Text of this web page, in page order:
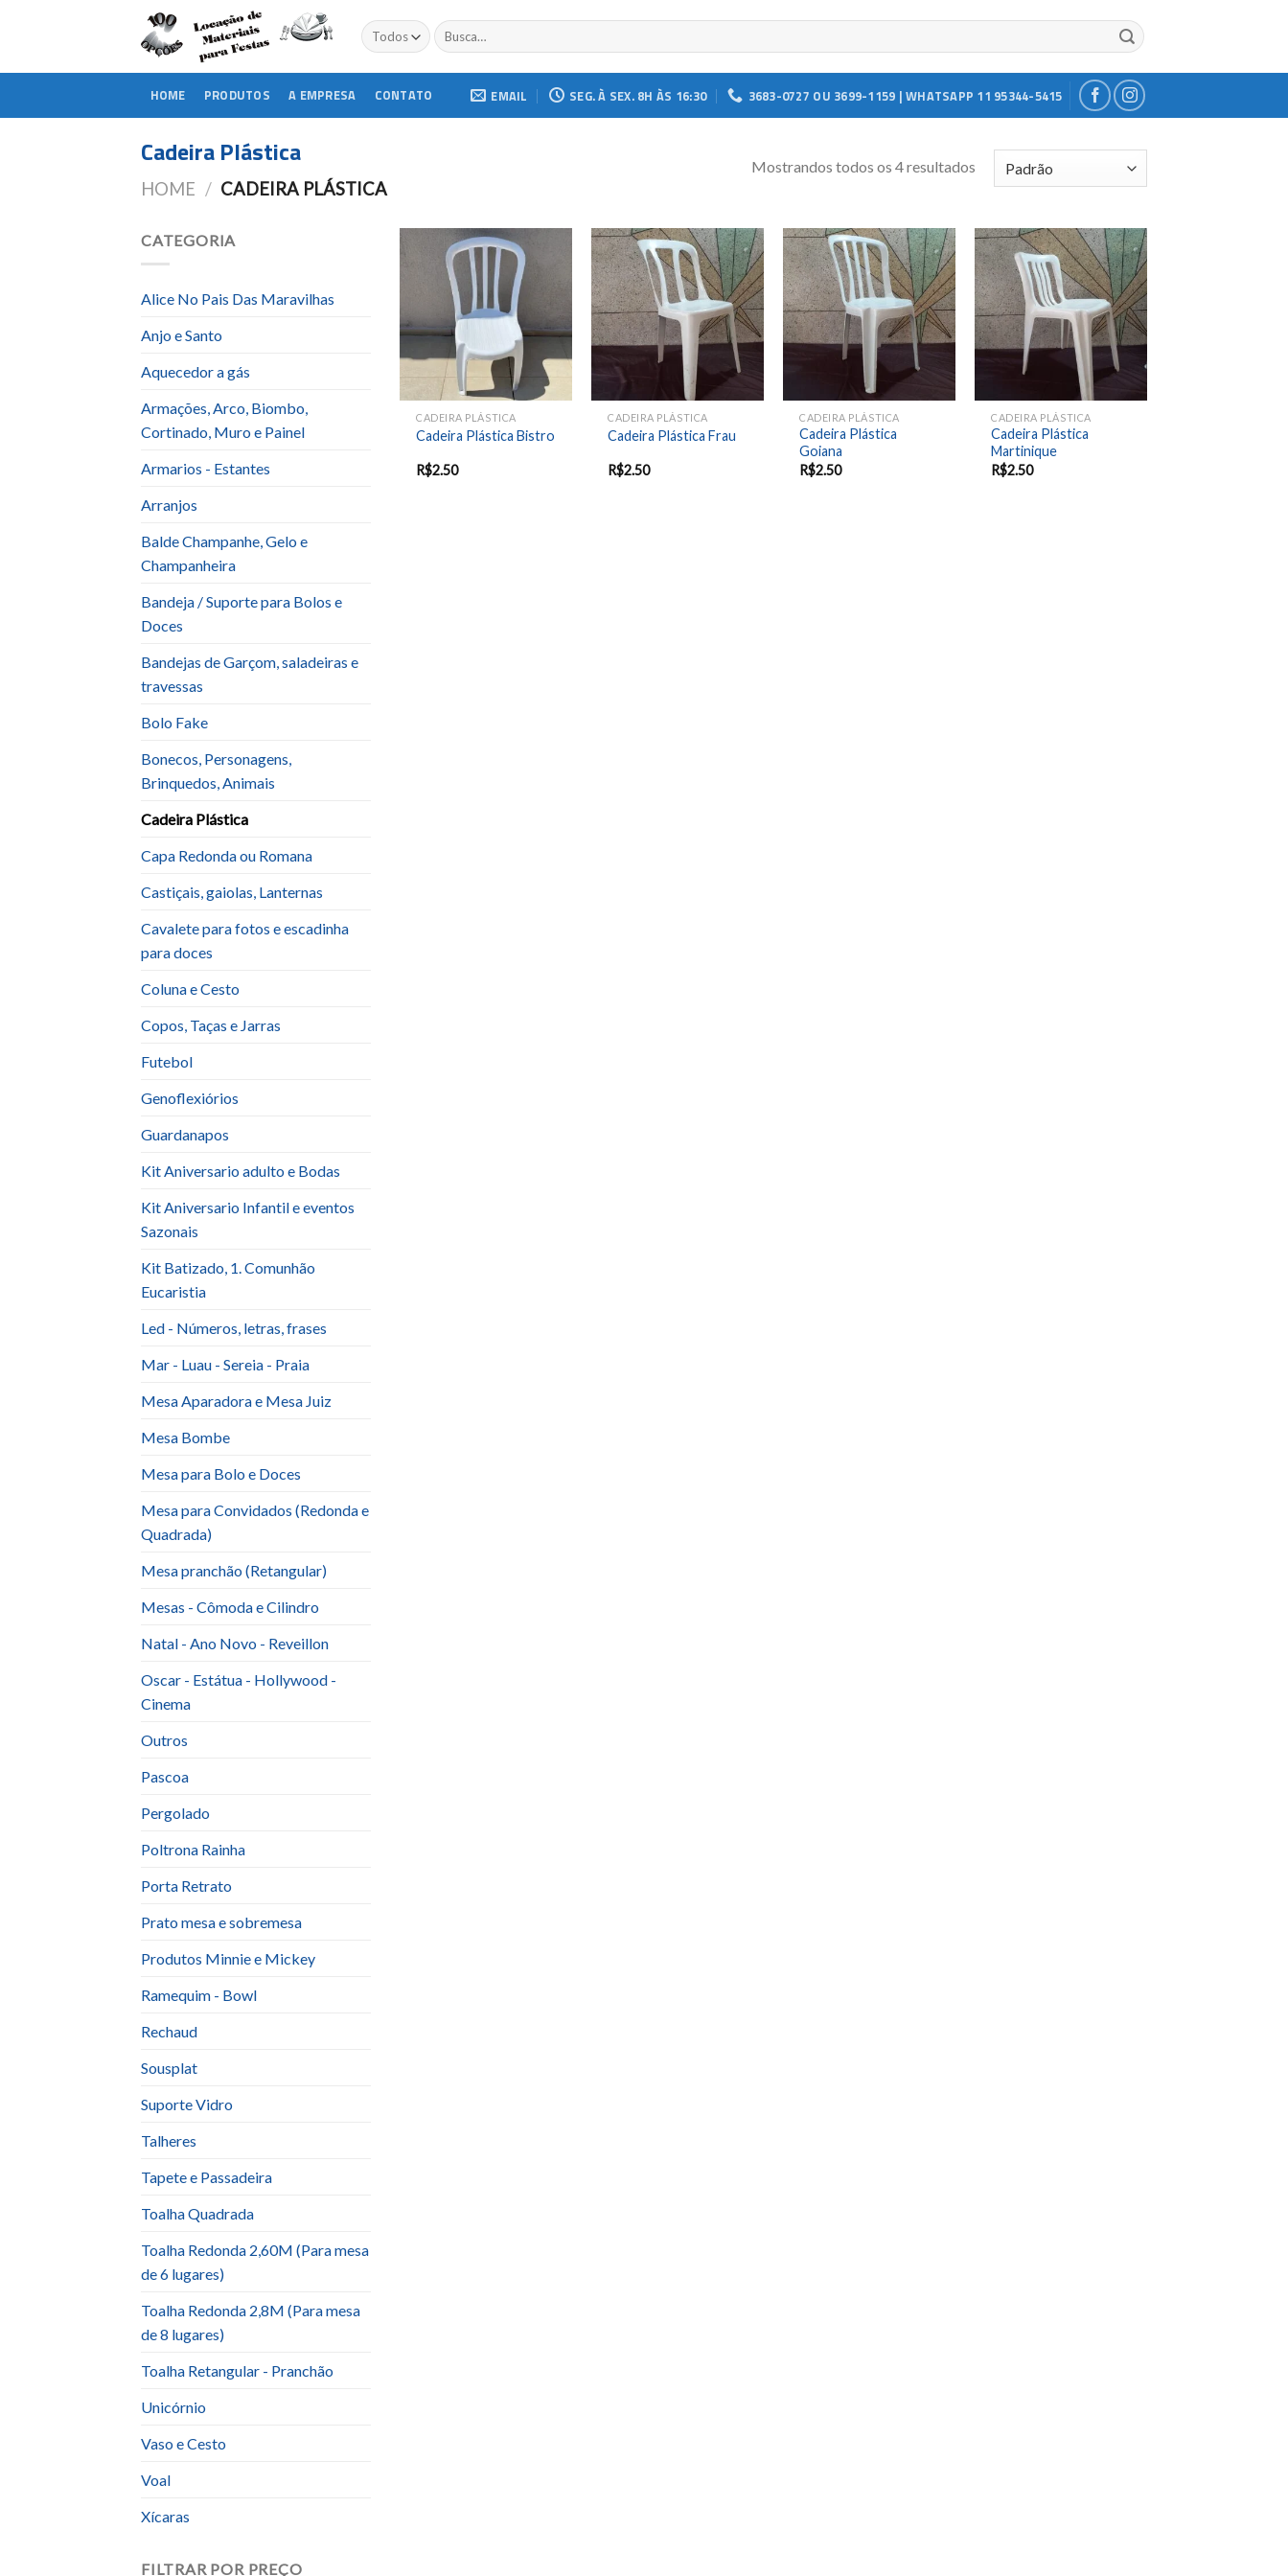
Buscar
por:
HOME PRODUTOS A EMPRESA CONTATO EMAIL SEG. À SEX. 8H ÀS 16:30 3683-0727 OU 3699-1159 | WHATSAPP 11 95344-5415
Cadeira Plástica
HOME / CADEIRA PLÁSTICA
Mostrandos todos os 4 resultados
CATEGORIA
Alice No Pais Das Maravilhas
Anjo e Santo
Aquecedor a gás
Armações, Arco, Biombo,
Cortinado, Muro e Painel
Armarios - Estantes
Arranjos
Balde Champanhe, Gelo e
Champanheira
Bandeja / Suporte para Bolos e
Doces
Bandejas de Garçom, saladeiras e
travessas
Bolo Fake
Bonecos, Personagens,
Brinquedos, Animais
Cadeira Plástica
Capa Redonda ou Romana
Castiçais, gaiolas, Lanternas
Cavalete para fotos e escadinha
para doces
Coluna e Cesto
Copos, Taças e Jarras
Futebol
Genoflexiórios
Guardanapos
Kit Aniversario adulto e Bodas
Kit Aniversario Infantil e eventos
Sazonais
Kit Batizado, 1. Comunhão
Eucaristia
Led - Números, letras, frases
Mar - Luau - Sereia - Praia
Mesa Aparadora e Mesa Juiz
Mesa Bombe
Mesa para Bolo e Doces
Mesa para Convidados (Redonda e
Quadrada)
Mesa pranchão (Retangular)
Mesas - Cômoda e Cilindro
Natal - Ano Novo - Reveillon
Oscar - Estátua - Hollywood -
Cinema
Outros
Pascoa
Pergolado
Poltrona Rainha
Porta Retrato
Prato mesa e sobremesa
Produtos Minnie e Mickey
Ramequim - Bowl
Rechaud
Sousplat
Suporte Vidro
Talheres
Tapete e Passadeira
Toalha Quadrada
Toalha Redonda 2,60M (Para mesa
de 6 lugares)
Toalha Redonda 2,8M (Para mesa
de 8 lugares)
Toalha Retangular - Pranchão
Unicórnio
Vaso e Cesto
Voal
Xícaras
FILTRAR POR PREÇO
Add to
wishlist
CADEIRA PLÁSTICA
Cadeira Plástica Bistro
R$2.50
Add to
wishlist
CADEIRA PLÁSTICA
Cadeira Plástica Frau
R$2.50
Add to
wishlist
CADEIRA PLÁSTICA
Cadeira Plástica
Goiana
R$2.50
Add to
wishlist
CADEIRA PLÁSTICA
Cadeira Plástica
Martinique
R$2.50